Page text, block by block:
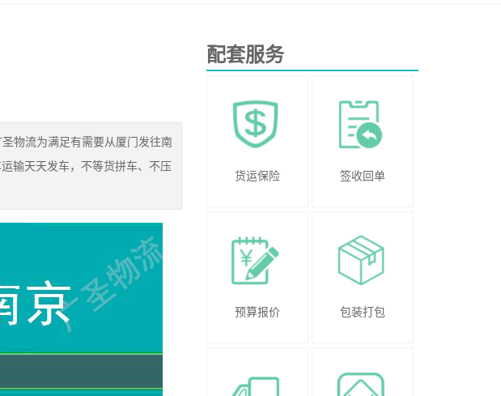
物流为满足有需要从厦门发往南
输天天发车，不等货拼车、不压
配套服务
货运保险 签收回单
预算报价 包装打包